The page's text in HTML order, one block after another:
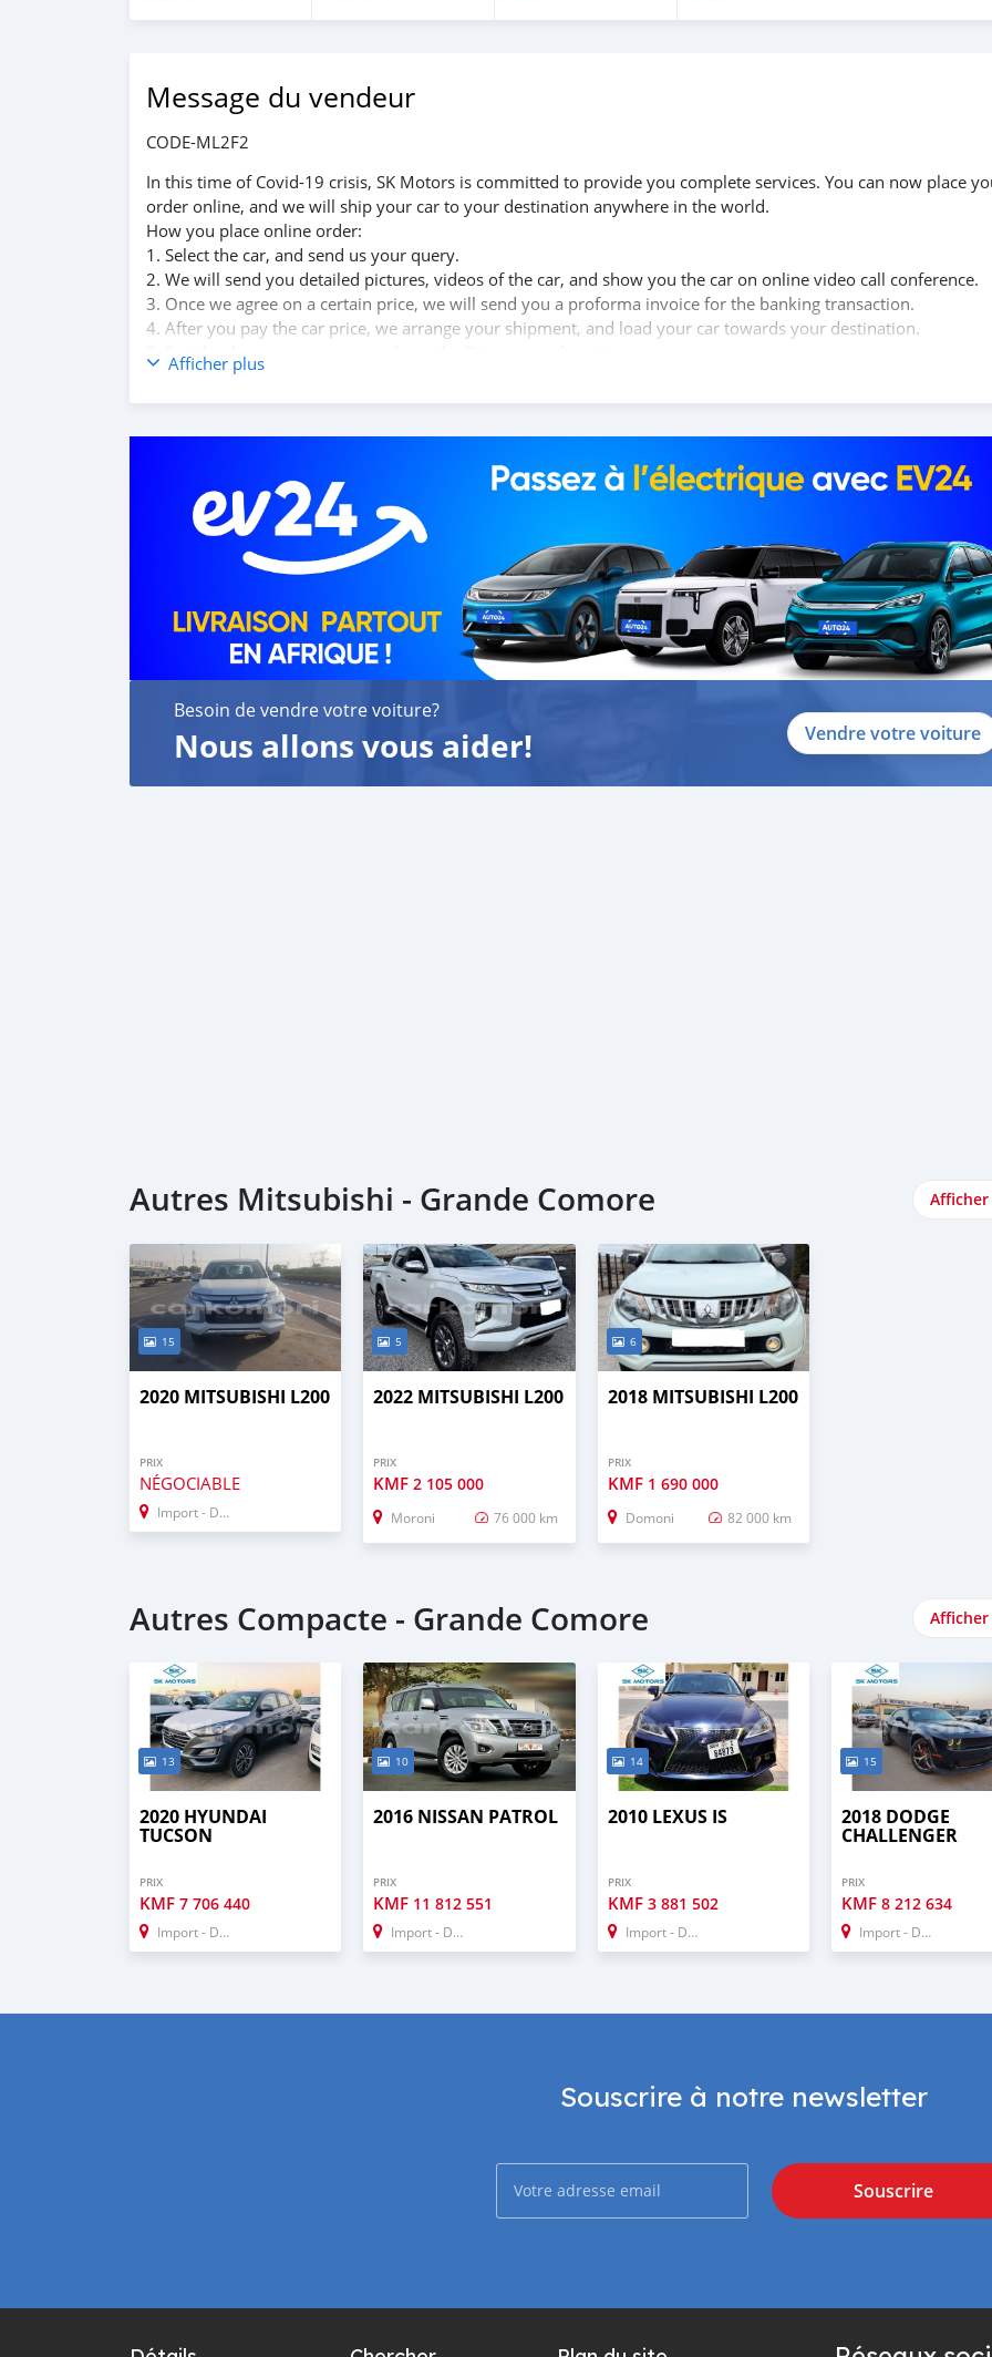
Message du vendeur
CODE-ML2F2
In this time of Covid-19 crisis, SK Motors is committed to provide you complete services. You can now place
order online, and we will ship your car to your destination anywhere in the world.
How you place online order:
1. Select the car, and send us your query.
2. We will send you detailed pictures, videos of the car, and show you the car on online video call conference.
3. Once we agree on a certain price, we will send you a proforma invoice for the banking transaction.
4. After you pay the car price, we arrange your shipment, and load your car towards your destination.
5. Post loading your car, we send you the BL copy confirmation.
6. Once you receive your car, you confirm us, and we are done with the process.
We are taking these steps to ensure that our clients do not have to Travel. And please note, SK Motors is one
Afficher plus
Besoin de vendre votre voiture?
Nous allons vous aider! Vendre votre voiture
Autres Mitsubishi - Grande Comore
15
2020 MITSUBISHI L200
PRIX
NÉGOCIABLE
Import - Dubai
5
2022 MITSUBISHI L200
PRIX
KMF2 105 000
Moroni 76 000 km
6
2018 MITSUBISHI L200
PRIX
KMF 1 690 000
Domoni 82 000 km
Autres Compacte - Grande Comore
13
2020 HYUNDAI
TUCSON
PRIX
KMF 7 706 440
Import - Dubai
10
2016 NISSAN PATROL
PRIX
KMF 11 812 551
Import - Dubai
14
2010 LEXUS IS
PRIX
KMF 3 881 502
Import - Dubai
15
2018 DODGE
CHALLENGER
PRIX
KMF 8 212 634
Import - Dubai
Souscrire à notre newsletter
Souscrire